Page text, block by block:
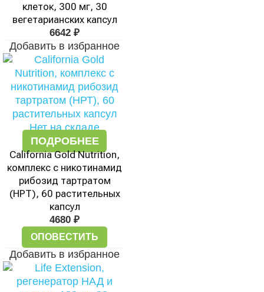
клеток, 300 мг, 30
вегетарианских капсул
6642 ₽
Добавить в избранное
Нет на складе
ПОДРОБНЕЕ
California Gold Nutrition,
комплекс с никотинамид
рибозид тартратом
(НРТ), 60 растительных
капсул
4680 ₽
ОПОВЕСТИТЬ
Добавить в избранное